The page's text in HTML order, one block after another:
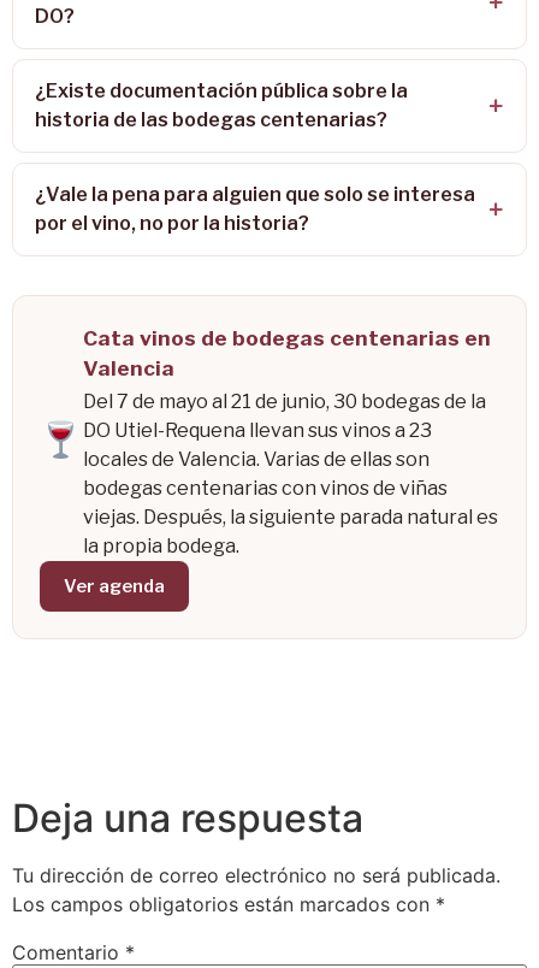
DO?
¿Existe documentación pública sobre la
historia de las bodegas centenarias?
¿Vale la pena para alguien que solo se interesa
por el vino, no por la historia?
Cata vinos de bodegas centenarias en
Valencia
Del 7 de mayo al 21 de junio, 30 bodegas de la
DO Utiel-Requena llevan sus vinos a 23
locales de Valencia. Varias de ellas son
bodegas centenarias con vinos de viñas
viejas. Después, la siguiente parada natural es
la propia bodega.
Ver agenda
Deja una respuesta
Tu dirección de correo electrónico no será publicada.
Los campos obligatorios están marcados con *
Comentario *